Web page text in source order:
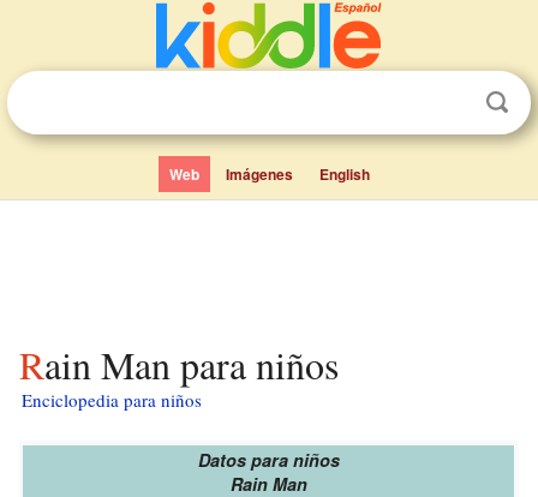
Web Imágenes English
Rain Man para niños
Enciclopedia para niños
Datos para niños
Rain Man